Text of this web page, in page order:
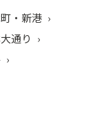
・新港
通り